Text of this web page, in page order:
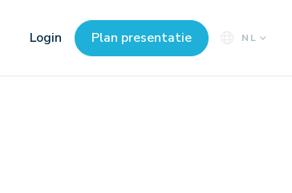
Login Plan presentatie NL